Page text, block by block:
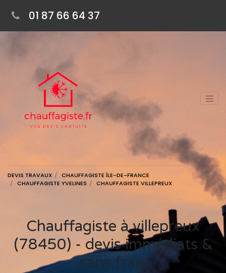
01 87 66 64 37
DEVIS TRAVAUX
CHAUFFAGISTE ÎLE-DE-FRANCE
CHAUFFAGISTE YVELINES
CHAUFFAGISTE VILLEPREUX
Chauffagiste à villepreux
(78450) - devis immédiats &
sans frais